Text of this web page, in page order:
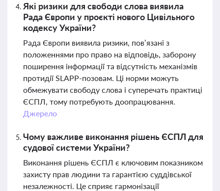
Які ризики для свободи слова виявила
Рада Європи у проєкті нового Цивільного
кодексу України?
Рада Європи виявила ризики, пов’язані з
положеннями про право на відповідь, заборону
поширення інформації та відсутність механізмів
протидії SLAPP-позовам. Ці норми можуть
обмежувати свободу слова і суперечать практиці
ЄСПЛ, тому потребують доопрацювання.
Джерело
Чому важливе виконання рішень ЄСПЛ для
судової системи України?
Виконання рішень ЄСПЛ є ключовим показником
захисту прав людини та гарантією суддівської
незалежності. Це сприяє гармонізації